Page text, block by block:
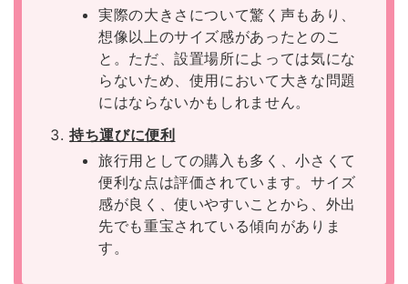
実際の大きさについて驚く声もあり、
想像以上のサイズ感があったとのこ
と。ただ、設置場所によっては気にな
らないため、使用において大きな問題
にはならないかもしれません。
持ち運びに便利
旅行用としての購入も多く、小さくて
便利な点は評価されています。サイズ
感が良く、使いやすいことから、外出
先でも重宝されている傾向がありま
す。